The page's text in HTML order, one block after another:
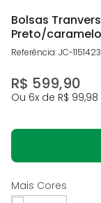
Bolsas
Preto/caramelo
Referência:JC-
R$ 599,90
Ou 6x de R$ 99,98